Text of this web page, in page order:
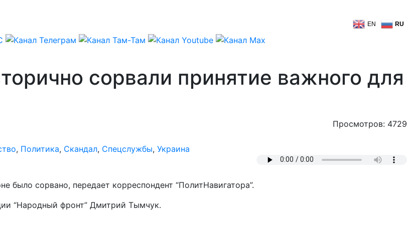
EN RU
сорвали принятие важного для
Просмотров: 4729
, Политика, Скандал, Спецслужбы, Украина
было сорвано, передает корреспондент “ПолитНавигатора”.
“Народный фронт” Дмитрий Тымчук.